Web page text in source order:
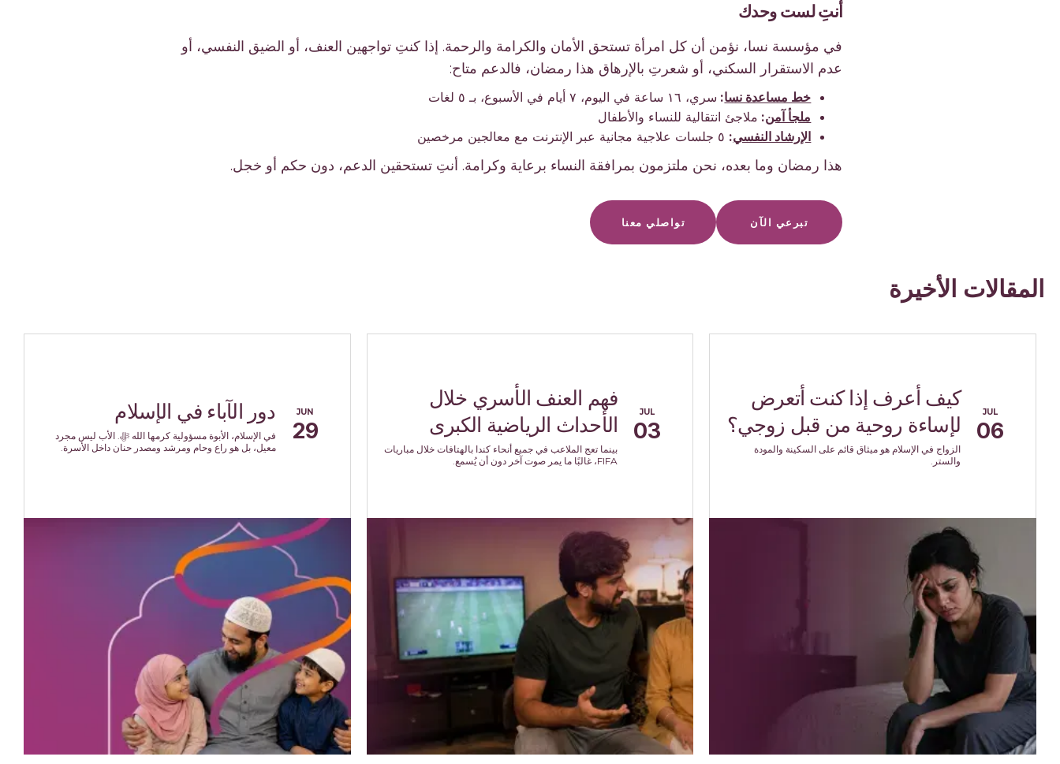
أنتِ لست وحدك
في مؤسسة نسا، نؤمن أن كل امرأة تستحق الأمان والكرامة والرحمة. إذا كنتِ تواجهين العنف، أو الضيق النفسي، أو
عدم الاستقرار السكني، أو شعرتِ بالإرهاق هذا رمضان، فالدعم متاح:
خط مساعدة نسا: سري، ١٦ ساعة في اليوم، ٧ أيام في الأسبوع، بـ ٥ لغات
ملجأ آمن: ملاجئ انتقالية للنساء والأطفال
الإرشاد النفسي:
هذا رمضان وما بعده، نحن ملتزمون بمرافقة النساء برعاية وكرامة. أنتِ تستحقين الدعم، دون حكم أو خجل.
تبرعي الآن تواصلي معنا
المقالات الأخيرة
JUL
06
كيف أعرف إذا كنت أتعرض
لإساءة روحية من قبل زوجي؟
الزواج في الإسلام هو ميثاق قائم على السكينة والمودة
والستر.
JUL
03
فهم العنف الأسري خلال
الأحداث الرياضية الكبرى
بينما تعج الملاعب في جميع أنحاء كندا بالهتافات خلال مباريات
FIFA، غالبًا ما يمر صوت آخر دون أن يُسمع.
JUN
29
دور الآباء في الإسلام
في الإسلام، الأبوة مسؤولية كرمها الله ﷻ. الأب ليس مجرد
معيل، بل هو راعٍ وحامٍ ومرشد ومصدر حنان داخل الأسرة.